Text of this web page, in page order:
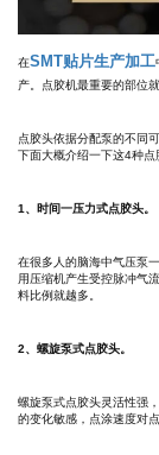
在SMT贴片生产加工
产。点胶机最重要的部位就
点胶头依据分配泵的不同
下面大概介绍一下这4种点
1、时间一压力式点胶头。
在很多人的脑海中气压泵
用压缩机产生受控脉冲气
料比例就越多。
2、螺旋泵式点胶头。
螺旋泵式点胶头灵活性强
的变化敏感，点涂速度对